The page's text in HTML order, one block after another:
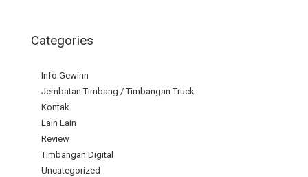
Categories
Info Gewinn
Jembatan Timbang / Timbangan Truck
Kontak
Lain Lain
Review
Timbangan Digital
Uncategorized